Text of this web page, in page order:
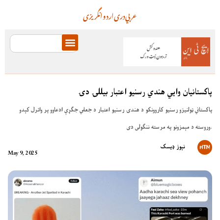
انگریزیاردودریعربي
پاکستانيان وايي هندي رسنيو اعتبار بيللۍ دۍ
پاکستاني ټولنیزو رسنیو کاروونکو د هندۍ رسنیو اعتبار د جعلي جګړې ادعاوو پر وائرل کېدو
وروسته د مېمزونو په مرسته ننګولی دی.
May 9, 2025
نېوز ډیسک